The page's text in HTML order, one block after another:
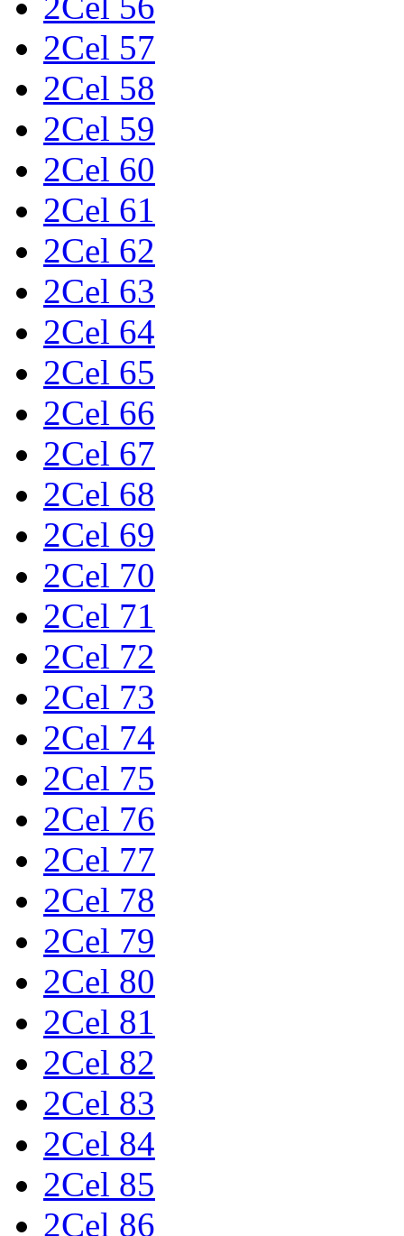
2Cel 57
2Cel 58
2Cel 59
2Cel 60
2Cel 61
2Cel 62
2Cel 63
2Cel 64
2Cel 65
2Cel 66
2Cel 67
2Cel 68
2Cel 69
2Cel 70
2Cel 71
2Cel 72
2Cel 73
2Cel 74
2Cel 75
2Cel 76
2Cel 77
2Cel 78
2Cel 79
2Cel 80
2Cel 81
2Cel 82
2Cel 83
2Cel 84
2Cel 85
2Cel 86